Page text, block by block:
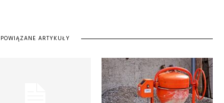
POWIĄZANE ARTYKUŁY